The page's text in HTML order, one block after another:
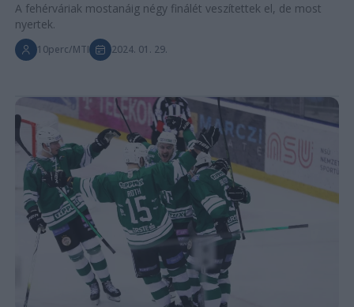
A fehérváriak mostanáig négy finálét veszítettek el, de most
nyertek.
10perc/MTI 2024. 01. 29.